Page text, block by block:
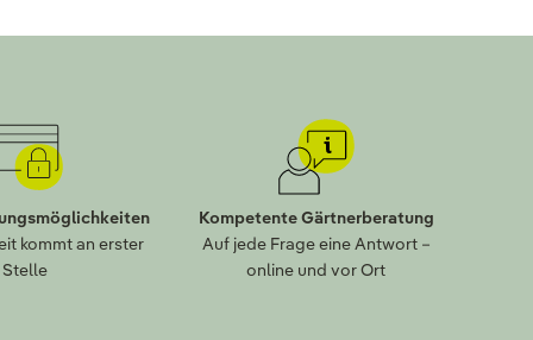
kommt an erster
Stelle
Kompetente Gärtnerberatung
Auf jede Frage eine Antwort –
online und vor Ort